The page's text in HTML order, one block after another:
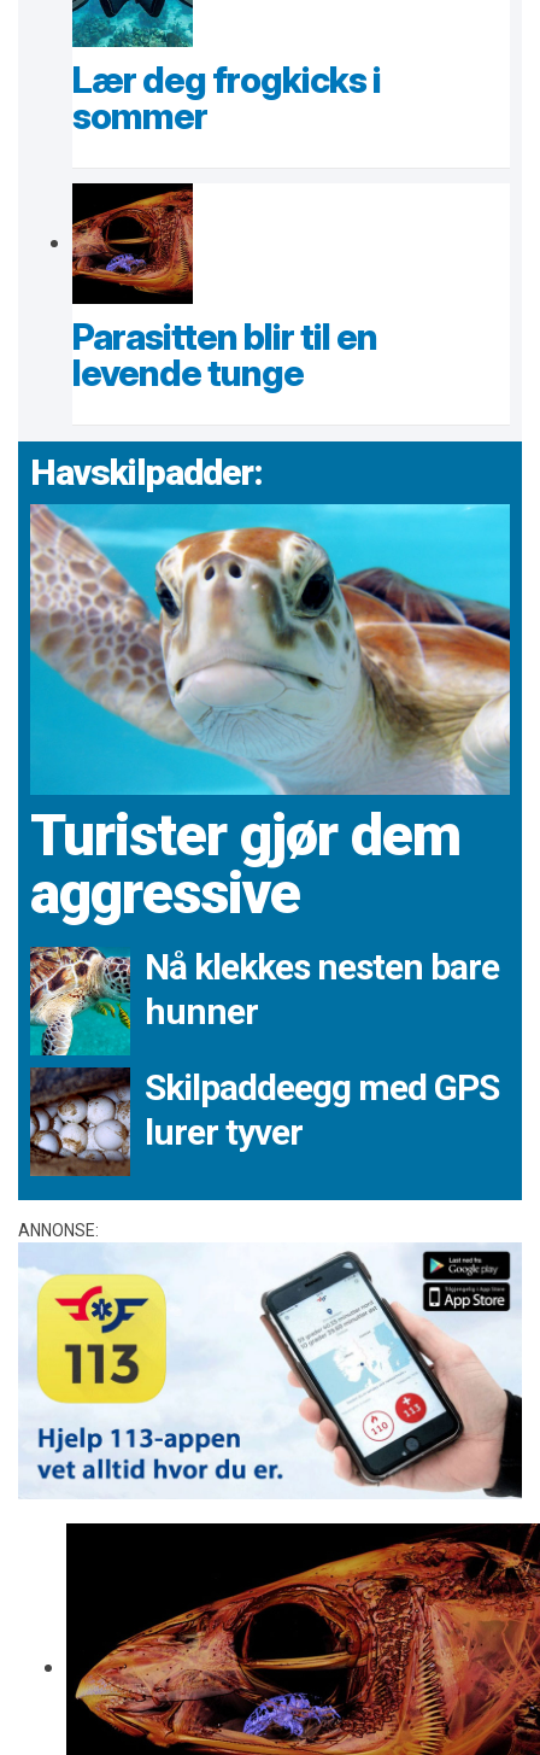
Lær deg frogkicks i
sommer
Parasitten blir til en
levende tunge
Havskilpadder:
Turister gjør dem
aggressive
Nå klekkes nesten bare
hunner
Skilpaddeegg med GPS
lurer tyver
ANNONSE: